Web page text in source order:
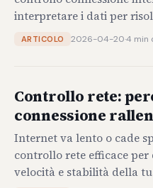
interpretare i dati per
ARTICOLO 2026-04-20·4 min
Controllo rete:
connessione
Internet va lento o cade
controllo rete efficace
velocità e stabilità della